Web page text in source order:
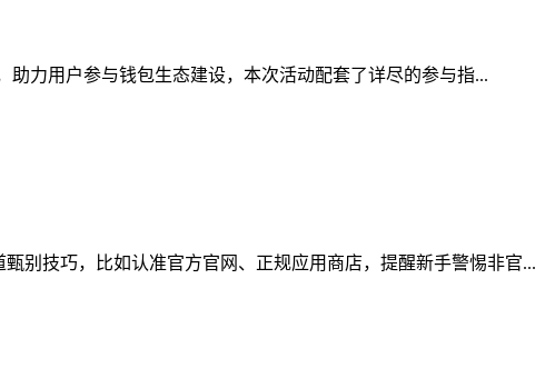
力用户参与钱包生态建设，本次活动配套了详尽的参与指...
别技巧，比如认准官方官网、正规应用商店，提醒新手警惕非官...